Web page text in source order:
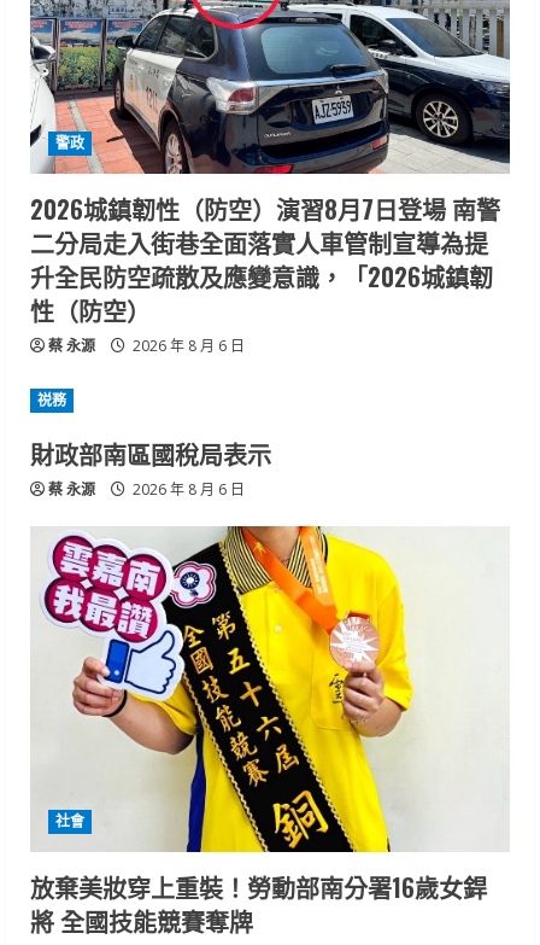
警政
2026城鎮韌性（防空）演習8月7日登場 南警
二分局走入街巷全面落實人車管制宣導為提
升全民防空疏散及應變意識，「2026城鎮韌
性（防空）
蔡 永源 2026 年 8 月 6 日
祱務
財政部南區國稅局表示
蔡 永源 2026 年 8 月 6 日
社會
放棄美妝穿上重裝！勞動部南分署16歲女銲
將 全國技能競賽奪牌